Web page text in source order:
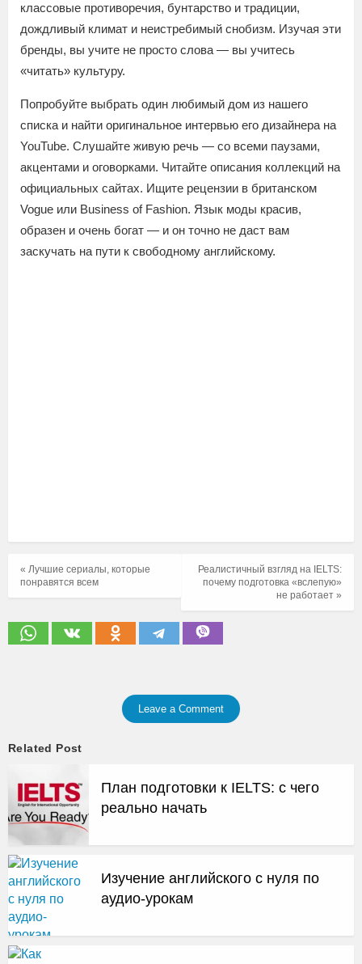
классовые противоречия, бунтарство и традиции,
дождливый климат и неистребимый снобизм. Изучая эти
бренды, вы учите не просто слова — вы учитесь
«читать» культуру.
Попробуйте выбрать один любимый дом из нашего
списка и найти оригинальное интервью его дизайнера на
YouTube. Слушайте живую речь — со всеми паузами,
акцентами и оговорками. Читайте описания коллекций на
официальных сайтах. Ищите рецензии в британском
Vogue или Business of Fashion. Язык моды красив,
образен и очень богат — и он точно не даст вам
заскучать на пути к свободному английскому.
Реалистичный взгляд на IELTS:
почему подготовка «вслепую»
не работает »
« Лучшие сериалы, которые
понравятся всем
Leave a Comment
Related Post
План подготовки к IELTS: с чего
реально начать
Изучение английского с нуля по
аудио-урокам